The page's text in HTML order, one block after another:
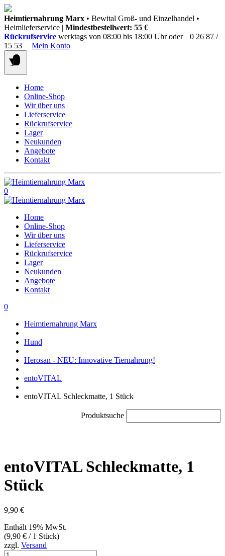
Springen
Sie
zum
Inhalt
Heimtiernahrung Marx • Bewital Groß- und Einzelhandel •
Heimlieferservice | Mindestbestellwert: 55 €
Rückrufservice werktags von 08:00 bis 18:00 Uhr oder
0 26 87 /
15 53
Mein Konto
Home
Online-Shop
Wir über uns
Lieferservice
Rückrufservice
Lager
Neukunden
Angebote
Kontakt
0
Home
Online-Shop
Wir über uns
Lieferservice
Rückrufservice
Lager
Neukunden
Angebote
Kontakt
0
Heimtiernahrung Marx
Hund
Herosan - NEU: Innovative Tiernahrung!
entoVITAL
entoVITAL Schleckmatte, 1 Stück
Produktsuche
entoVITAL Schleckmatte, 1
Stück
9,90 €
Enthält 19% MwSt.
(9,90 € / 1 Stück)
zzgl. Versand
entoVITAL